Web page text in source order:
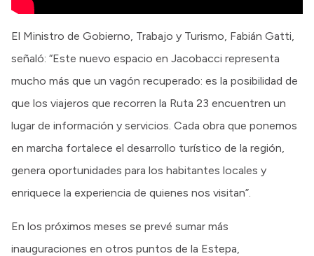
El Ministro de Gobierno, Trabajo y Turismo, Fabián Gatti,
señaló: “Este nuevo espacio en Jacobacci representa
mucho más que un vagón recuperado: es la posibilidad de
que los viajeros que recorren la Ruta 23 encuentren un
lugar de información y servicios. Cada obra que ponemos
en marcha fortalece el desarrollo turístico de la región,
genera oportunidades para los habitantes locales y
enriquece la experiencia de quienes nos visitan”.
En los próximos meses se prevé sumar más
inauguraciones en otros puntos de la Estepa,